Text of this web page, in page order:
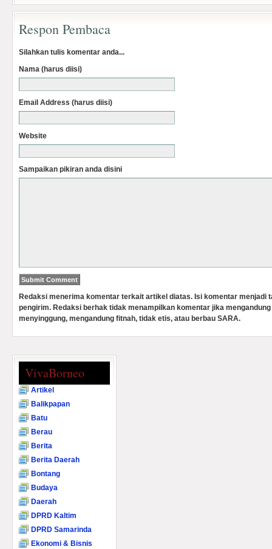
Respon Pembaca
Silahkan tulis komentar anda...
Nama (harus diisi)
Email Address (harus diisi)
Website
Sampaikan pikiran anda disini
Redaksi menerima komentar terkait artikel diatas. Isi komentar menjadi
pengirim. Redaksi berhak tidak menampilkan komentar jika
menyinggung, mengandung fitnah, tidak etis, atau berbau SARA.
VivaBorneo
Artikel
Balikpapan
Batu
Berau
Berita
Berita Daerah
Bontang
Budaya
Daerah
DPRD Kaltim
DPRD Samarinda
Ekonomi & Bisnis